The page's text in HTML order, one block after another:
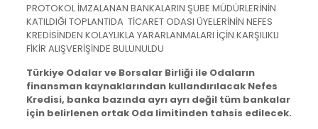
PROTOKOL İMZALANAN BANKALARIN ŞUBE MÜDÜRLERİNİN
KATILDIĞI TOPLANTIDA TİCARET ODASI ÜYELERİNİN NEFES
KREDİSİNDEN KOLAYLIKLA YARARLANMALARI İÇİN KARŞILIKLI
FİKİR ALIŞVERİŞİNDE BULUNULDU
Türkiye Odalar ve Borsalar Birliği ile Odaların
finansman kaynaklarından kullandırılacak Nefes
Kredisi, banka bazında ayrı ayrı değil tüm bankalar
için belirlenen ortak Oda limitinden tahsis edilecek.